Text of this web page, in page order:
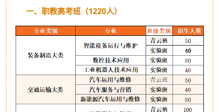
一、职教高考班（1220人）